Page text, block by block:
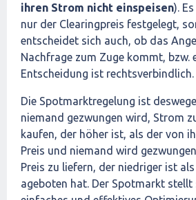
ihren Strom nicht einspeisen).
nur der Clearingpreis festgelegt,
entscheidet sich auch, ob das
Nachfrage zum Zuge kommt, bzw.
Entscheidung ist rechtsverbindlich.
Die Spotmarktregelung ist
niemand gezwungen wird, Strom
kaufen, der höher ist, als der von
Preis und niemand wird
Preis zu liefern, der niedriger ist
ageboten hat. Der Spotmarkt